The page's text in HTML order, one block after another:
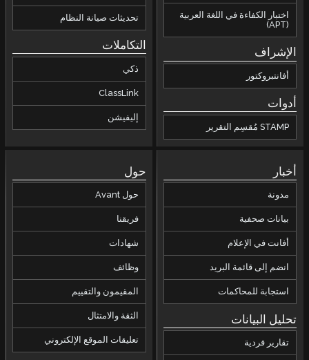
اختبار الكفاءة في اللغة العربية
(APT)
الإشراف
أفانتبروكتور
أدوات
STAMP مُقسِم التقرير
تحديثات صيانة النظام
التكاملات
ذكي
ClassLink
إليفيشن
أخبار
مدونة
بيانات صحفية
أفانت في الإعلام
انضم إلى قائمة البريد
استجابة للمحاكمات
تحليل البيانات
تقارير فردية
حول
حول Avant
فريقنا
شهادات
وظائف
المقيمون والتقييم
الثقة والامتثال
تعليقات الموقع الإلكتروني